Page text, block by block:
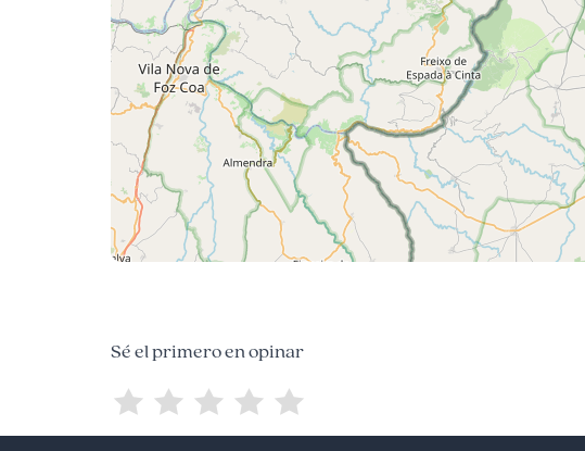
Sé el primero en opinar